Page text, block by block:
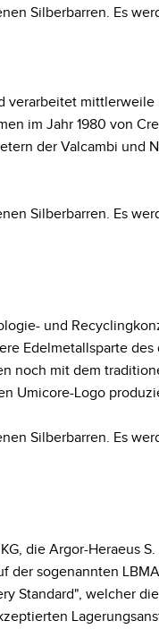
Silberbarren. Es
verarbeitet
im Jahr 1980 von
der Valcambi
Silberbarren. Es
und
Edelmetallsparte
noch mit dem
Umicore-Logo
Silberbarren. Es
die Argor-Heraeus
der sogenannten LBMA
Standard", welcher